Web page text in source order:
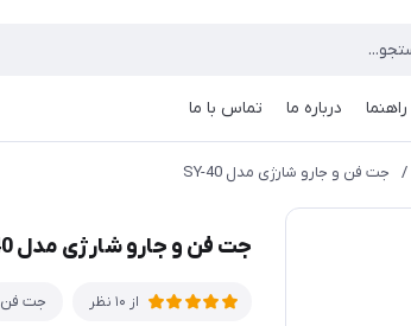
راهنما درباره ما تماس با ما
/ جت فن و جارو شارژی مدل SY-40
جت فن و جارو شارژی مدل SY-40
از 10 نظر جت فن